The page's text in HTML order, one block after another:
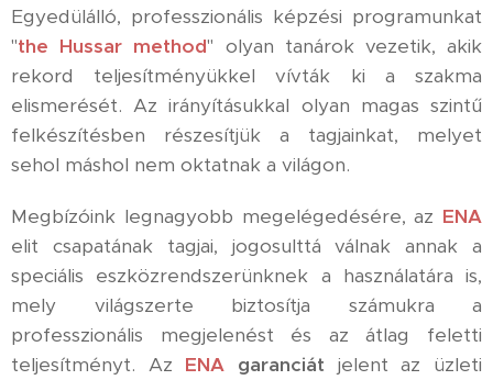
Egyedülálló, professzionális képzési programunkat
"the Hussar method" olyan tanárok vezetik, akik
rekord teljesítményükkel vívták ki a szakma
elismerését. Az irányításukkal olyan magas szintű
felkészítésben részesítjük a tagjainkat, melyet
sehol máshol nem oktatnak a világon.
Megbízóink legnagyobb megelégedésére, az ENA
elit csapatának tagjai, jogosulttá válnak annak a
speciális eszközrendszerünknek a használatára is,
mely világszerte biztosítja számukra a
professzionális megjelenést és az átlag feletti
teljesítményt. Az ENA garanciát jelent az üzleti